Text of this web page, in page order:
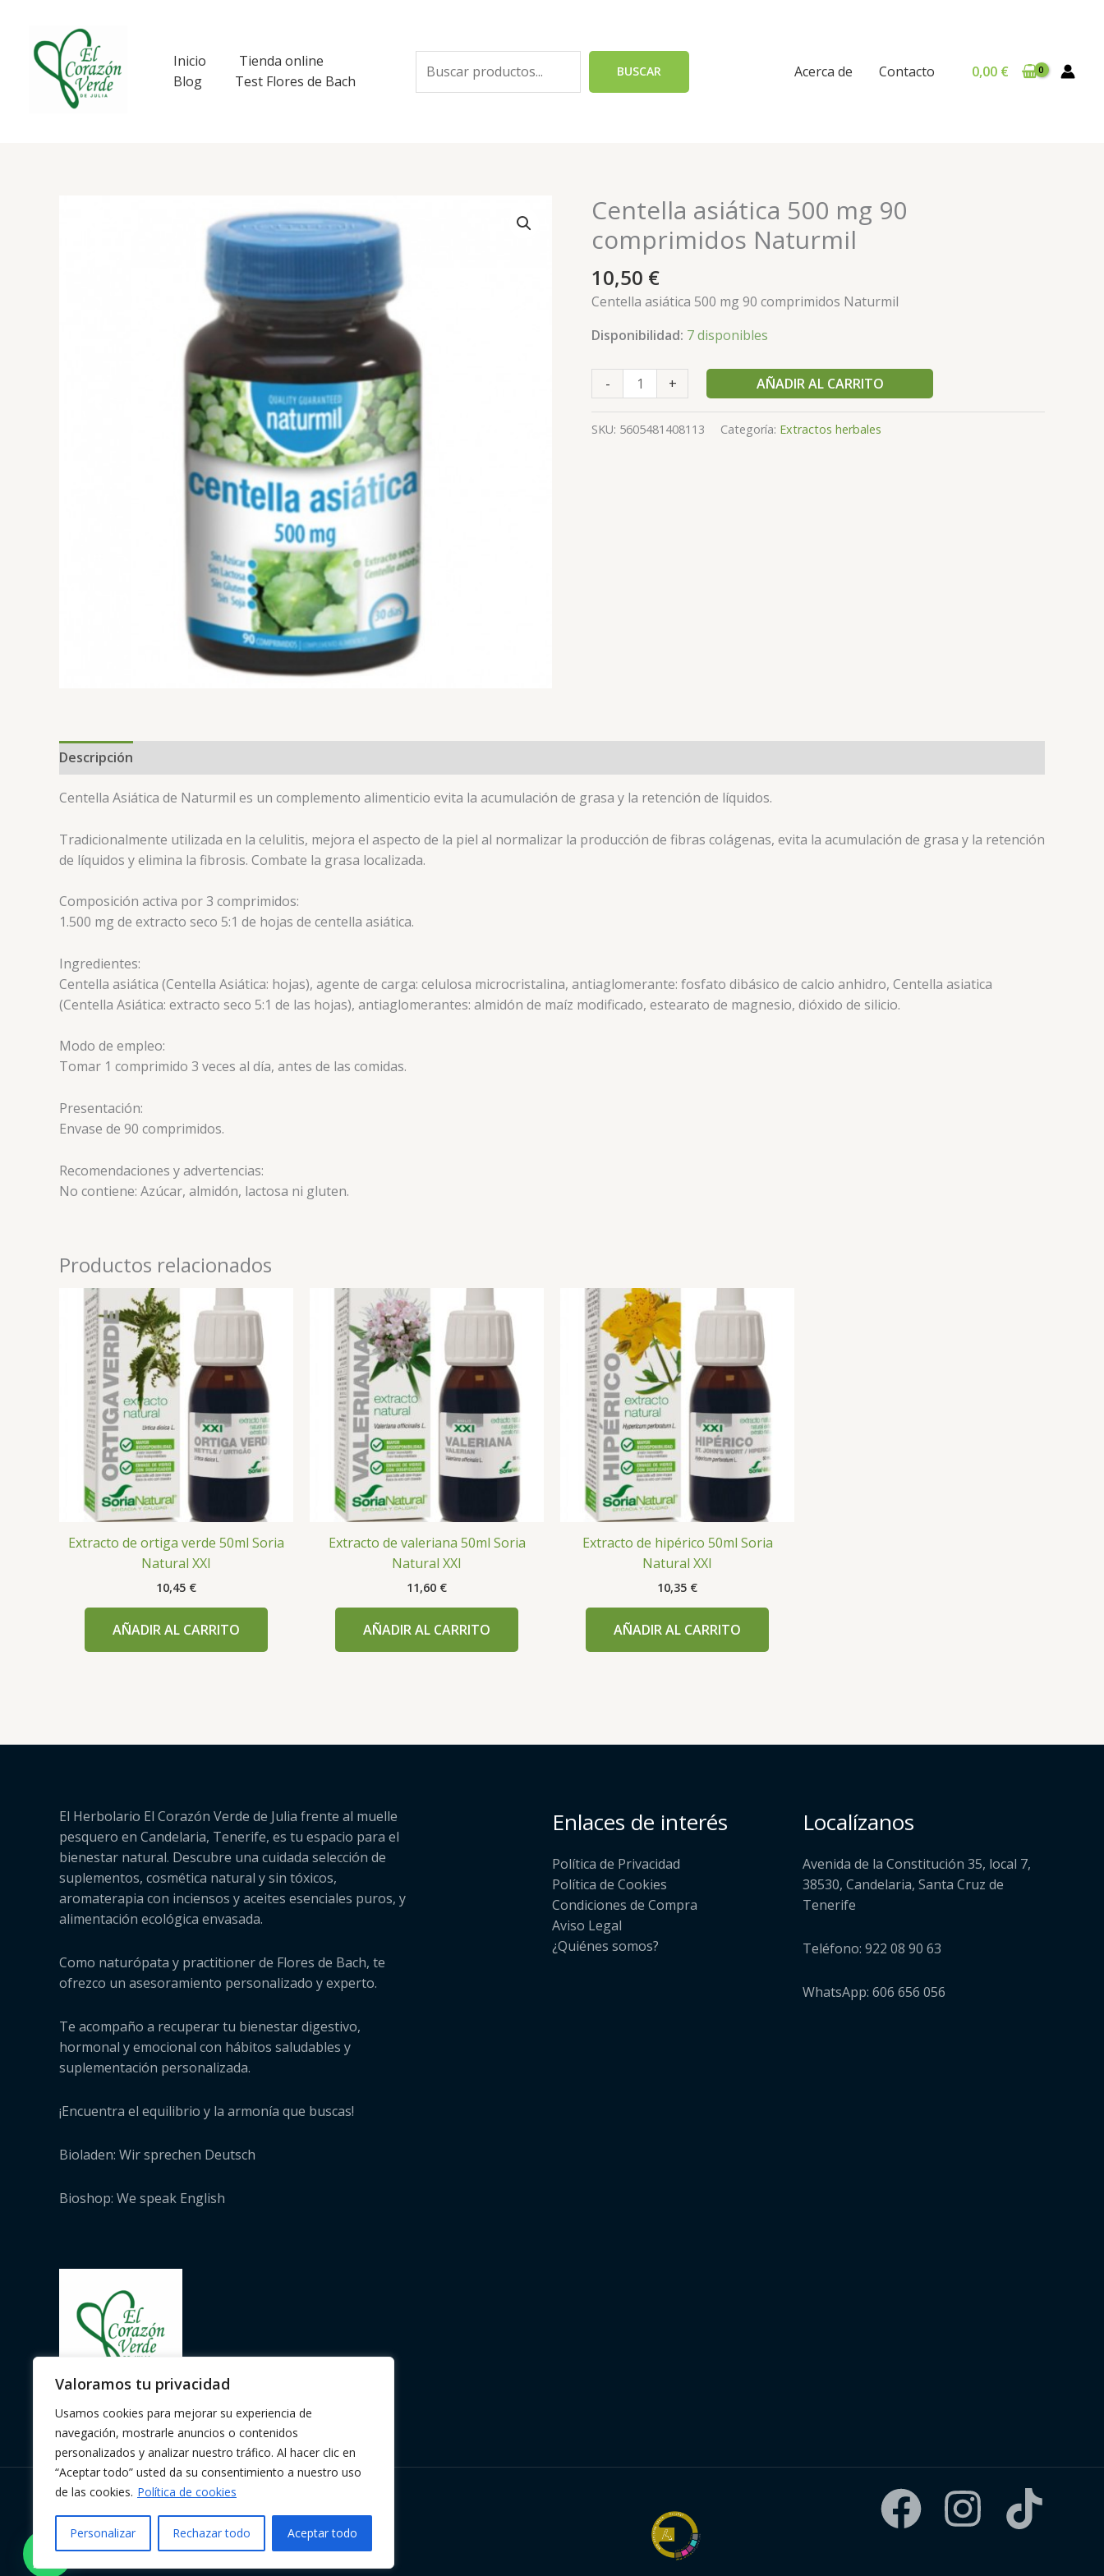
Valoramos tu privacidad
Usamos cookies para mejorar su experiencia de
navegación, mostrarle anuncios o contenidos
personalizados y analizar nuestro tráfico. Al hacer clic en
“Aceptar todo” usted da su consentimiento a nuestro uso
de las cookies. Política de cookies
Personalizar Rechazar todo Aceptar todo
contenido
Inicio
Tienda online
Blog
Test Flores de Bach
BUSCAR Acerca de Contacto 0,00 €
Centella asiática 500 mg 90
comprimidos Naturmil
10,50 €
Centella asiática 500 mg 90 comprimidos Naturmil
Disponibilidad: 7 disponibles
-
Centella
asiática
500
90
comprimidos
Naturmil
cantidad
+
AÑADIR AL CARRITO
SKU: 5605481408113 Categoría: Extractos herbales
Descripción
Centella Asiática de Naturmil es un complemento alimenticio evita la acumulación de grasa y la retención de líquidos.
Tradicionalmente utilizada en la celulitis, mejora el aspecto de la piel al normalizar la producción de fibras colágenas, evita la acumulación de grasa y la retención
de líquidos y elimina la fibrosis. Combate la grasa localizada.
Composición activa por 3 comprimidos:
1.500 mg de extracto seco 5:1 de hojas de centella asiática.
Ingredientes:
Centella asiática (Centella Asiática: hojas), agente de carga: celulosa microcristalina, antiaglomerante: fosfato dibásico de calcio anhidro, Centella asiatica
(Centella Asiática: extracto seco 5:1 de las hojas), antiaglomerantes: almidón de maíz modificado, estearato de magnesio, dióxido de silicio.
Modo de empleo:
Tomar 1 comprimido 3 veces al día, antes de las comidas.
Presentación:
Envase de 90 comprimidos.
Recomendaciones y advertencias:
No contiene: Azúcar, almidón, lactosa ni gluten.
Productos relacionados
Extracto de ortiga verde 50ml Soria
Natural XXI
10,45 €
AÑADIR AL CARRITO
Extracto de valeriana 50ml Soria
Natural XXI
11,60 €
AÑADIR AL CARRITO
Extracto de hipérico 50ml Soria
Natural XXI
10,35 €
AÑADIR AL CARRITO
El Herbolario El Corazón Verde de Julia frente al muelle
pesquero en Candelaria, Tenerife, es tu espacio para el
bienestar natural. Descubre una cuidada selección de
suplementos, cosmética natural y sin tóxicos,
aromaterapia con inciensos y aceites esenciales puros, y
alimentación ecológica envasada.
Como naturópata y practitioner de Flores de Bach, te
ofrezco un asesoramiento personalizado y experto.
Te acompaño a recuperar tu bienestar digestivo,
hormonal y emocional con hábitos saludables y
suplementación personalizada.
¡Encuentra el equilibrio y la armonía que buscas!
Bioladen: Wir sprechen Deutsch
Bioshop: We speak English
Enlaces de interés
Política de Privacidad
Política de Cookies
Condiciones de Compra
Aviso Legal
¿Quiénes somos?​
Localízanos
Avenida de la Constitución 35, local 7,
38530, Candelaria, Santa Cruz de
Tenerife
Teléfono: 922 08 90 63
WhatsApp: 606 656 056
Copyright © 2026 | Herbolario El
Corazón Verde de Julia